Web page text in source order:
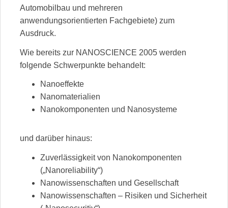
Automobilbau und mehreren
anwendungsorientierten Fachgebiete) zum
Ausdruck.
Wie bereits zur NANOSCIENCE 2005 werden
folgende Schwerpunkte behandelt:
Nanoeffekte
Nanomaterialien
Nanokomponenten und Nanosysteme
und darüber hinaus:
Zuverlässigkeit von Nanokomponenten
(„Nanoreliability“)
Nanowissenschaften und Gesellschaft
Nanowissenschaften – Risiken und Sicherheit